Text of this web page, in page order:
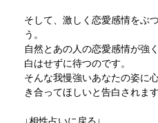
そして、激しく恋愛感情をぶ
う。
自然とあの人の恋愛感情が強
白はせずに待つのです。
そんな我慢強いあなたの姿に
き合ってほしいと告白されます